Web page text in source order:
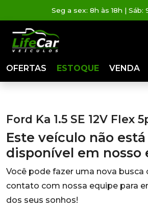
Seg a sex: 8h às 18h | Sáb:
OFERTAS ESTOQUE VENDA
Ford Ka 1.5 SE 12V Flex
Este veículo não
disponível em nosso
Você pode fazer uma nova busca
contato com nossa equipe para
dos seus sonhos!